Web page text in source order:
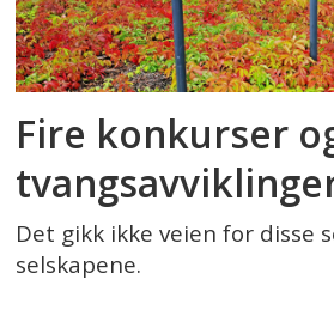
Fire konkurser
Det gikk ikke veien for disse
selskapene.